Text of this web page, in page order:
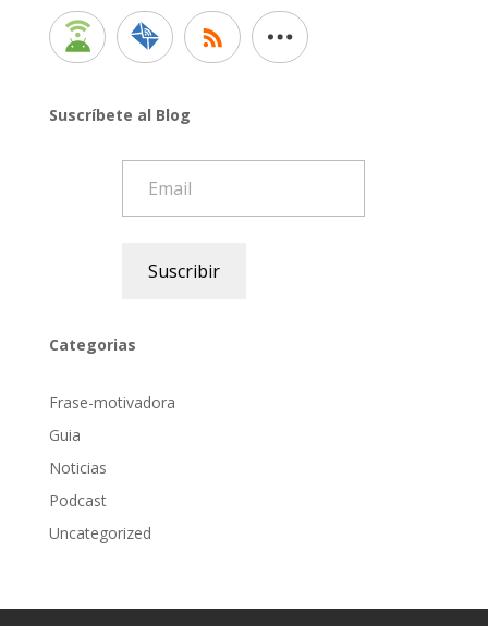
Suscríbete al Blog
Suscribir
Categorias
Frase-motivadora
Guia
Noticias
Podcast
Uncategorized